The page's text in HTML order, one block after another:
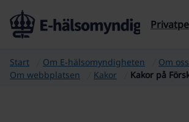
Till
Start Om E‑hälsomyndigheten
Om oss
Om webbplatsen
Kakor Kakor på